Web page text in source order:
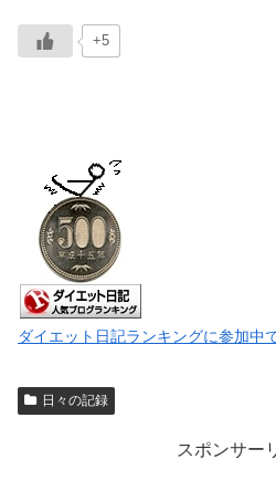
+5
ダイエット日記ランキングに参加中
日々の記録
スポンサー